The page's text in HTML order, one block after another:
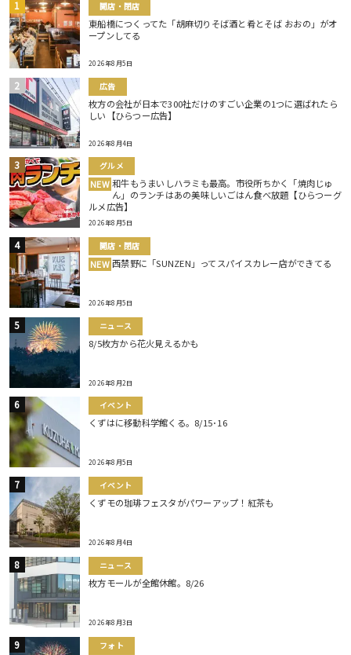
開店・閉店
東船橋につくってた「胡麻切りそば酒と肴とそば おおの」がオ
ープンしてる
2026年8月5日
広告
枚方の会社が日本で300社だけのすごい企業の1つに選ばれたら
しい【ひらつー広告】
2026年8月4日
グルメ
NEW 和牛もうまいしハラミも最高。市役所ちかく「焼肉じゅ
ん」のランチはあの美味しいごはん食べ放題【ひらつーグ
ルメ広告】
2026年8月5日
開店・閉店
NEW 西禁野に「SUNZEN」ってスパイスカレー店ができてる
2026年8月5日
ニュース
8/5枚方から花火見えるかも
2026年8月2日
イベント
くずはに移動科学館くる。8/15･16
2026年8月5日
イベント
くずモの珈琲フェスタがパワーアップ！紅茶も
2026年8月4日
ニュース
枚方モールが全館休館。8/26
2026年8月3日
フォト